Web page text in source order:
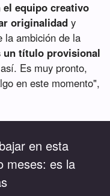
el equipo creativo
originalidad y
la ambición de la
un título provisional
Es muy pronto,
en este momento",
en esta
meses: es la